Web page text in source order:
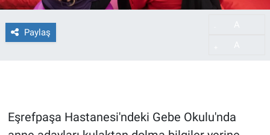
Paylaş
Eşrefpaşa Hastanesi'ndeki Gebe Okulu'nda